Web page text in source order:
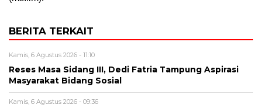
BERITA TERKAIT
Kamis, 6 Agustus 2026 - 11:10
Reses Masa Sidang III, Dedi Fatria Tampung Aspirasi
Masyarakat Bidang Sosial
Kamis, 6 Agustus 2026 - 09:36